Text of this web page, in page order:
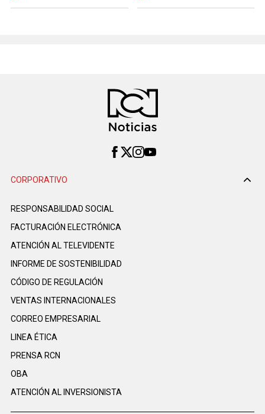
CORPORATIVO
RESPONSABILIDAD SOCIAL
FACTURACIÓN ELECTRÓNICA
ATENCIÓN AL TELEVIDENTE
INFORME DE SOSTENIBILIDAD
CÓDIGO DE REGULACIÓN
VENTAS INTERNACIONALES
CORREO EMPRESARIAL
LINEA ÉTICA
PRENSA RCN
OBA
ATENCIÓN AL INVERSIONISTA